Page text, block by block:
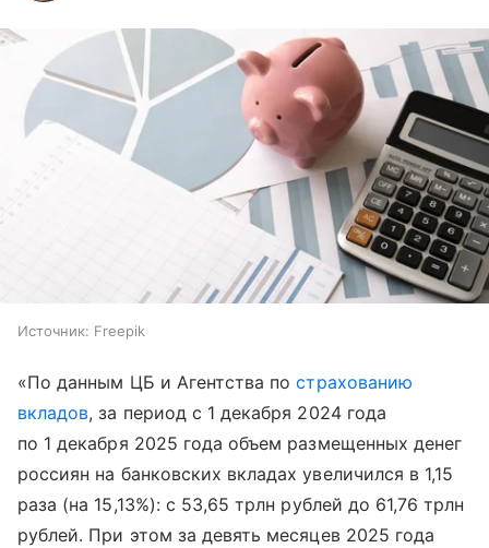
Источник: Freepik
«По данным ЦБ и Агентства пострахованию
вкладов, за период с 1 декабря 2024 года
по 1 декабря 2025 года объем размещенных денег
россиян на банковских вкладах увеличился в 1,15
раза (на 15,13%): с 53,65 трлн рублей до 61,76 трлн
рублей. При этом за девять месяцев 2025 года